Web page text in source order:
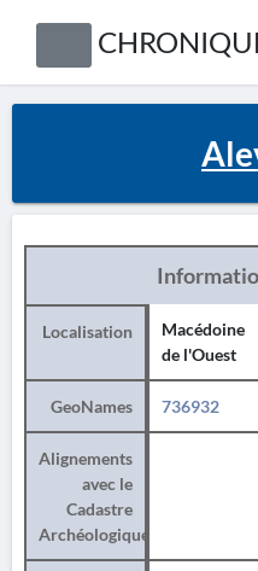
Localisation
Macédoine
de l'Ouest
GeoNames 736932
Alignements
avec le
Cadastre
Archéologique